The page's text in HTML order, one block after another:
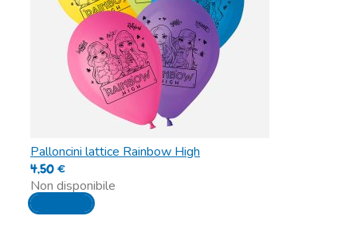
Palloncini lattice Rainbow High
4,50€
Non disponibile
Leggi tutto